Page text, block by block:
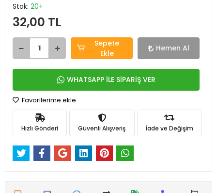
Stok: 20+
32,00 TL
Sepete
Ekle
Hemen Al
WHATSAPP İLE SİPARİŞ VER
Favorilerime ekle
Hızlı Gönderi Güvenli Alışveriş İade ve Değişim